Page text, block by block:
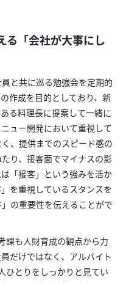
る「会社が大事にし
と共に巡る勉強会を定期的
作成を目的としており、新
る料理長に提案して一緒に
ュー開発において重視して
、提供までのスピード感の
り、接客面でマイナスの影
「接客」という強みを活か
を重視しているスタンスを
の重要性を伝えることがで
課も人財育成の観点から力
だけではなく、アルバイト
ひとりをしっかりと見てい